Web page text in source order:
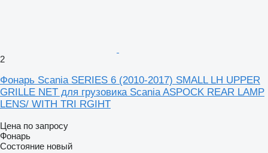
2
Фонарь Scania SERIES 6 (2010-2017) SMALL LH UPPER
GRILLE NET для грузовика Scania ASPOCK REAR LAMP
LENS/ WITH TRI RGIHT
Цена по запросу
Фонарь
Состояние новый